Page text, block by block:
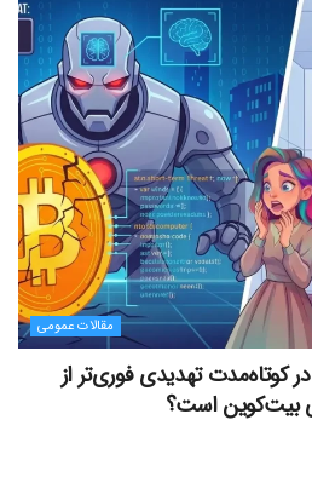
مقالات عمومی
تهدیدی فوری‌تر از
بیت‌کوین است؟